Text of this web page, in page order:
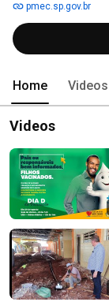
pmec.sp.gov.br
Home Videos
Videos